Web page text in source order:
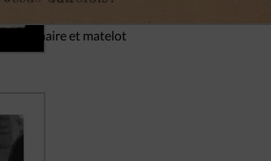
Missionnaire et matelot